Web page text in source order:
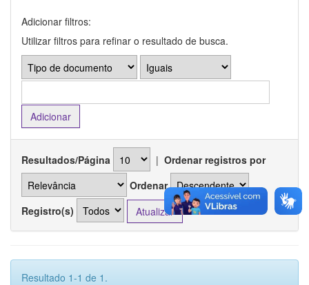
Adicionar filtros:
Utilizar filtros para refinar o resultado de busca.
Resultados/Página | Ordenar registros por
Ordenar
Registro(s)
Resultado 1-1 de 1.